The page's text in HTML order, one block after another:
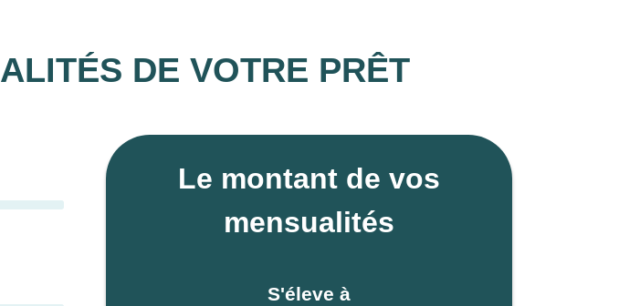
DE VOTRE PRÊT
Le montant de vos
mensualités
S'éleve à